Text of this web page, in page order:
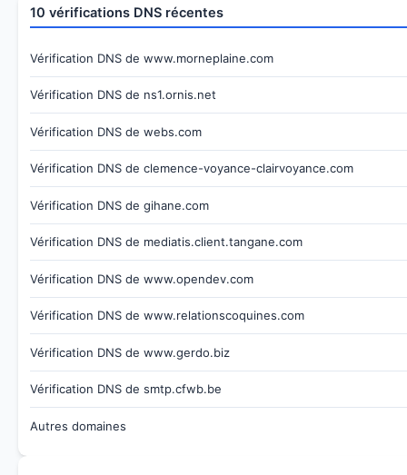
10 vérifications DNS récentes
Vérification DNS de www.morneplaine.com
Vérification DNS de ns1.ornis.net
Vérification DNS de webs.com
Vérification DNS de clemence-voyance-clairvoyance.com
Vérification DNS de gihane.com
Vérification DNS de mediatis.client.tangane.com
Vérification DNS de www.opendev.com
Vérification DNS de www.relationscoquines.com
Vérification DNS de www.gerdo.biz
Vérification DNS de smtp.cfwb.be
Autres domaines